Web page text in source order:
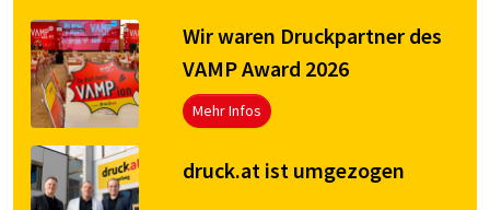
Wir waren Druckpartner des
VAMP Award 2026
Mehr Infos
druck.at ist umgezogen